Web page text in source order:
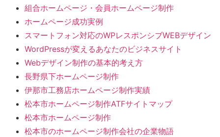
組合ホームページ・会員ホームページ制作
ホームページ成功実例
スマートフォン対応のWPレスポンシブWEBデザイン
WordPressが変えるあなたのビジネスサイト
Webデザイン制作の基本的考え方
長野県下ホームページ制作
伊那市工務店ホームページ制作実績
松本市ホームページ制作ATFサイトマップ
松本市ホームページ制作
松本市のホームページ制作会社の企業物語